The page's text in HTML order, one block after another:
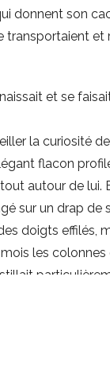
donnent son
transportaient et
et se
la curiosité
flacon
autour de lui.
sur un drap de
doigts effilés,
les colonnes